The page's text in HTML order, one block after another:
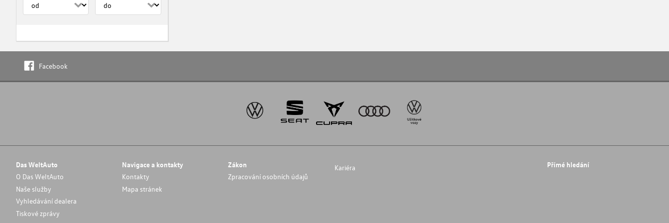
Facebook
Das WeltAuto
O Das WeltAuto
Naše služby
Vyhledávání dealera
Tiskové zprávy
Navigace a kontakty
Kontakty
Mapa stránek
Zákon
Zpracování osobních údajů
Kariéra Přímé hledání